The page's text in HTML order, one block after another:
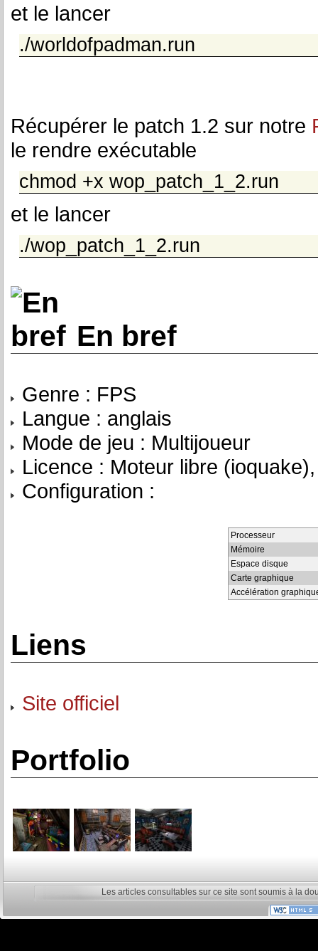
et le lancer
./worldofpadman.run
Récupérer le patch 1.2 sur notre
le rendre exécutable
chmod +x wop_patch_1_2.run
et le lancer
./wop_patch_1_2.run
En bref
Genre : FPS
Langue : anglais
Mode de jeu : Multijoueur
Licence : Moteur libre
Configuration :
Processeur
Mémoire
Espace disque
Carte graphique
Accélération
Liens
Site officiel
Portfolio
Les articles consultables sur ce site sont soumis à la